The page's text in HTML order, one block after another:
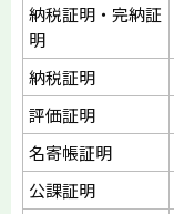
納税証明・完納証
明
納税証明
評価証明
名寄帳証明
公課証明